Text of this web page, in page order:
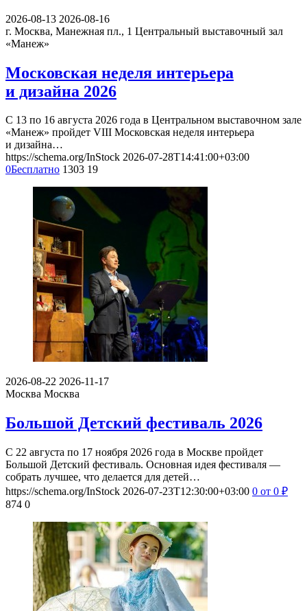
2026-08-13 2026-08-16
г. Москва, Манежная пл., 1 Центральный выставочный зал
«Манеж»
Московская неделя интерьера
и дизайна 2026
С 13 по 16 августа 2026 года в Центральном выставочном зале
«Манеж» пройдет VIII Московская неделя интерьера
и дизайна…
https://schema.org/InStock 2026-07-28T14:41:00+03:00
0Бесплатно 1303 19
2026-08-22 2026-11-17
Москва Москва
Большой Детский фестиваль 2026
С 22 августа по 17 ноября 2026 года в Москве пройдет
Большой Детский фестиваль. Основная идея фестиваля —
собрать лучшее, что делается для детей…
https://schema.org/InStock 2026-07-23T12:30:00+03:00 0 от 0 ₽
874 0